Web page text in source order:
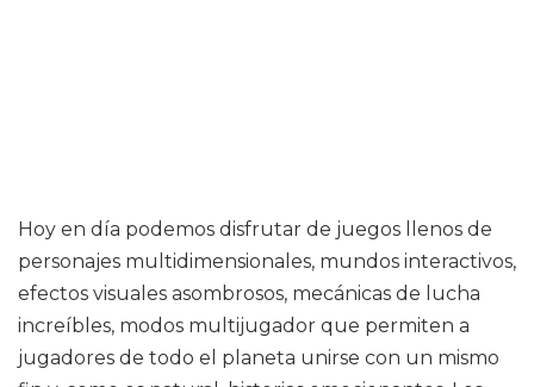
Hoy en día podemos disfrutar de juegos llenos de
personajes multidimensionales, mundos interactivos,
efectos visuales asombrosos, mecánicas de lucha
increíbles, modos multijugador que permiten a
jugadores de todo el planeta unirse con un mismo